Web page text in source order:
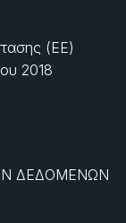
(ΕΕ)
2018
ΔΕΔΟΜΕΝΩΝ